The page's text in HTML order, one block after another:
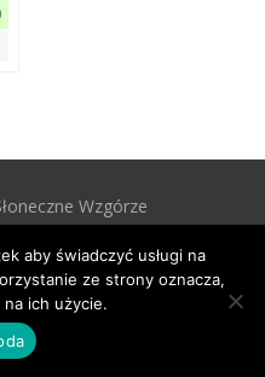
Wzgórze
aby świadczyć usługi na
ze strony oznacza,
ich użycie.